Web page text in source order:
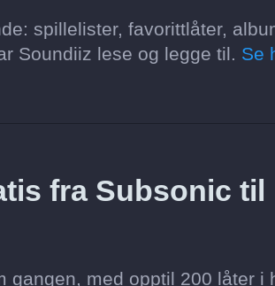
spillelister, favorittlåter,
Soundiiz lese og legge til. Se
fra Subsonic til
gangen, med opptil 200 låter i